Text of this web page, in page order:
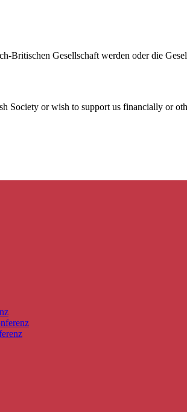
Britischen Gesellschaft werden oder die
Society or wish to support us financially or